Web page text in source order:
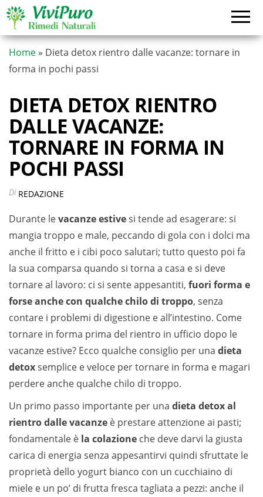
Vai
contenuto
Home » Dieta detox rientro dalle vacanze: tornare in
forma in pochi passi
DIETA DETOX RIENTRO
DALLE VACANZE:
TORNARE IN FORMA IN
POCHI PASSI
Di REDAZIONE
Durante levacanze estivesi tende ad esagerare: si
mangia troppo e male, peccando di gola con i dolci ma
anche il fritto e i cibi poco salutari; tutto questo poi fa
la sua comparsa quando si torna a casa e si deve
tornare al lavoro: ci si sente appesantiti, fuori forma e
forse anche con qualche chilo di troppo, senza
contare i problemi di digestione e all’intestino. Come
tornare in forma prima del rientro in ufficio dopo le
vacanze estive? Ecco qualche consiglio per una dieta
detoxsemplice e veloce per tornare in forma e magari
perdere anche qualche chilo di troppo.
Un primo passo importante per una dieta detox al
rientro dalle vacanze è prestare attenzione ai pasti;
fondamentale è la colazione che deve darvi la giusta
carica di energia senza appesantirvi quindi sfruttate le
proprietà dello yogurt bianco con un cucchiaino di
miele e un po’ di frutta fresca tagliata a pezzi: anche il